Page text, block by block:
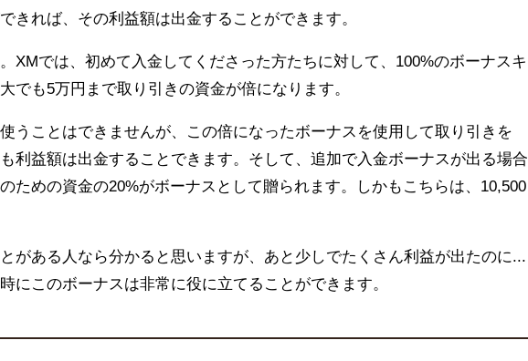
きれば、その利益額は出金することができます。
XMでは、初めて入金してくださった方たちに対して、100%のボーナスキ
でも5万円まで取り引きの資金が倍になります。
うことはできませんが、この倍になったボーナスを使用して取り引きを
利益額は出金することできます。そして、追加で入金ボーナスが出る場合
ための資金の20%がボーナスとして贈られます。しかもこちらは、10,500
がある人なら分かると思いますが、あと少しでたくさん利益が出たのに...
にこのボーナスは非常に役に立てることができます。